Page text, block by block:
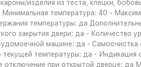
изделия из теста, клецки,
температура: 40 -
температуры: да
закрытия двери: да - Количество
машине: да -
температуры: да - Индикация
отключение при открытой дверце: